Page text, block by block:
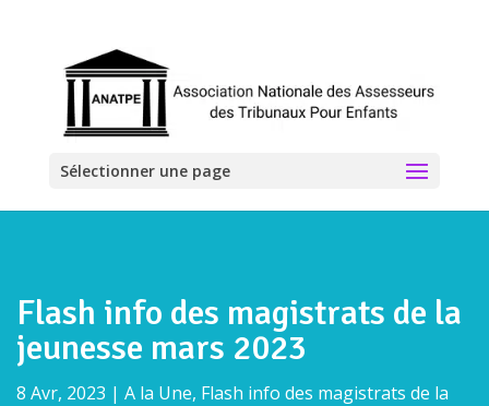
Sélectionner une page
Flash info des magistrats de la
jeunesse mars 2023
8 Avr, 2023 | A la Une, Flash info des magistrats de la